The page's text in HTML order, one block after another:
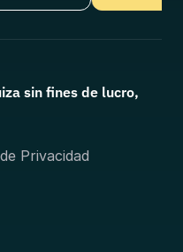
sin fines de lucro,
Privacidad